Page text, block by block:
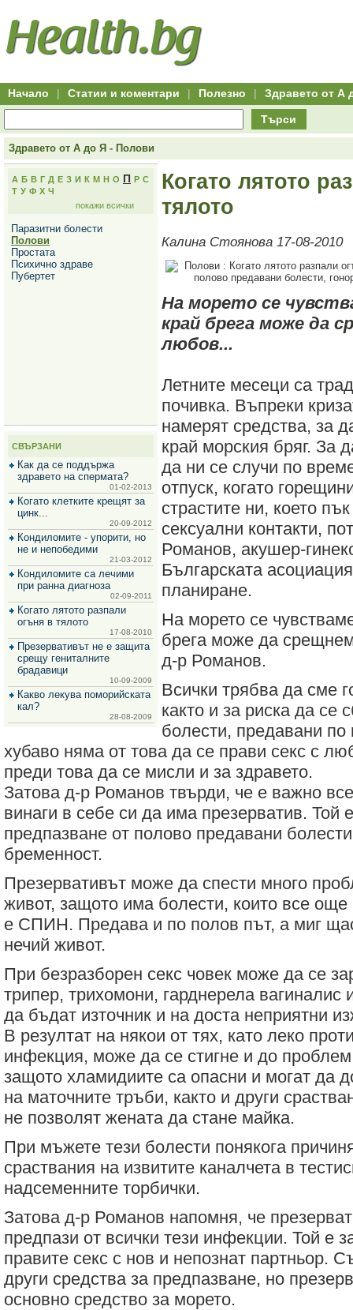
Всички
офети
за
Hitro.bg
Всички
оферти
Hitro.bg
оферти
Hitro.bg
във
всички
оферти
Всички
оферти
пазаруване
изгодни
оферти
50+
начало
Клуб
Начало | Статии и коментари | Полезно | Здравето от А
Търси
Здравето от А до Я - Полови
А Б В Г Д Е З И К М Н О П Р С
Т У Ф Х Ч
покажи всички
Паразитни болести
Полови
Простата
Психично здраве
Пубертет
СВЪРЗАНИ
Как да се поддържа
здравето на спермата?
01-02-2013
Когато клетките крещят за
цинк...
20-09-2012
Кондиломите - упорити, но
не и непобедими
21-03-2012
Кондиломите са лечими
при ранна диагноза
02-09-2011
Когато лятото разпали
огъня в тялото
17-08-2010
Презервативът не е защита
срещу гениталните
брадавици
10-09-2009
Какво лекува поморийската
кал?
28-08-2009
Когато лятото
тялото
Калина Стоянова 17-08-2010
На морето се
край брега може да
любов...
Летните месеци са
почивка. Въпреки
намерят средства, за
край морския бряг. За
да ни се случи по
отпуск, когато
страстите ни, което
сексуални контакти,
Романов, акушер-
Българската
планиране.
На морето се
брега може да
д-р Романов.
Всички трябва да сме
както и за риска да се
болести, предавани
хубаво няма от това да се прави секс с
преди това да се мисли и за здравето.
Затова д-р Романов твърди, че е важно
винаги в себе си да има презерватив. Той
предпазване от полово предавани
бременност.
Презервативът може да спести много
живот, защото има болести, които все още
е СПИН. Предава и по полов път, а миг
нечий живот.
При безразборен секс човек може да се
трипер, трихомони, гарднерела вагиналис
да бъдат източник и на доста неприятни
В резултат на някои от тях, като леко
инфекция, може да се стигне и до
защото хламидиите са опасни и могат да
на маточните тръби, както и други
не позволят жената да стане майка.
При мъжете тези болести понякога
сраствания на извитите каналчета в
надсеменните торбички.
Затова д-р Романов напомня, че
предпази от всички тези инфекции. Той е
правите секс с нов и непознат партньор.
други средства за предпазване, но
основно средство за морето.